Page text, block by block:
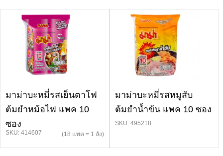
มาม่าบะหมี่รสเย็นตาโฟ
ต้มยำหม้อไฟ แพค 10
ซอง
SKU: 414607 (18 แพค = 1 ลัง)
มาม่าบะหมี่รสหมูสับ
ต้มยำน้ำข้น แพค 10 ซอง
SKU: 495218